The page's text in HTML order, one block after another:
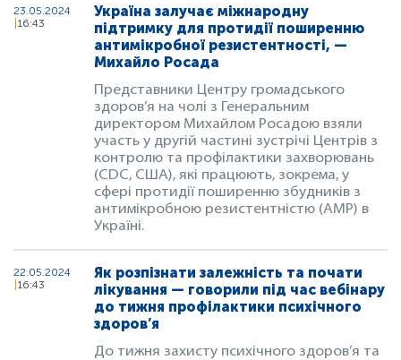
23.05.2024
16:43
Україна залучає міжнародну
підтримку для протидії поширенню
антимікробної резистентності, —
Михайло Росада
Представники Центру громадського
здоров’я на чолі з Генеральним
директором Михайлом Росадою взяли
участь у другій частині зустрічі Центрів з
контролю та профілактики захворювань
(CDC, США), які працюють, зокрема, у
сфері протидії поширенню збудників з
антимікробною резистентністю (АМР) в
Україні.
22.05.2024
16:43
Як розпізнати залежність та почати
лікування — говорили під час вебінару
до тижня профілактики психічного
здоров’я
До тижня захисту психічного здоров’я та